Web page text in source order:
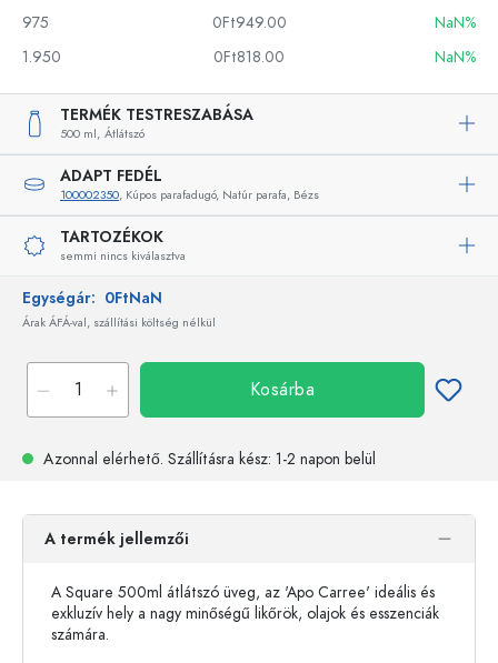
975
0Ft949.00
NaN%
1.950
0Ft818.00 NaN%
TERMÉK TESTRESZABÁSA
500 ml, Átlátszó
ADAPT FEDÉL
100002350, Kúpos parafadugó, Natúr parafa, Bézs
TARTOZÉKOK
semmi nincs kiválasztva
Egységár: 0FtNaN
Árak ÁFÁ-val, szállítási költség nélkül
Kosárba
Azonnal elérhető. Szállításra kész: 1-2 napon belül
A termék jellemzői
A Square 500ml átlátszó üveg, az 'Apo Carree' ideális és
exkluzív hely a nagy minőségű likőrök, olajok és esszenciák
számára.